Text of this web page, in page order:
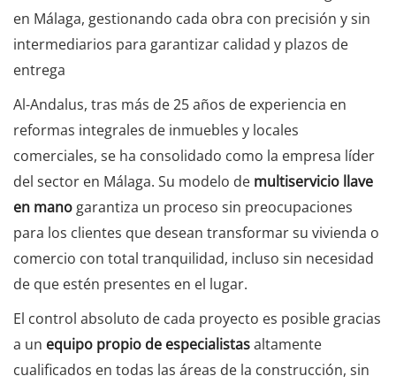
en Málaga, gestionando cada obra con precisión y sin
intermediarios para garantizar calidad y plazos de
entrega
Al-Andalus, tras más de 25 años de experiencia en
reformas integrales de inmuebles y locales
comerciales, se ha consolidado como la empresa líder
del sector en Málaga. Su modelo de multiservicio llave
en mano garantiza un proceso sin preocupaciones
para los clientes que desean transformar su vivienda o
comercio con total tranquilidad, incluso sin necesidad
de que estén presentes en el lugar.
El control absoluto de cada proyecto es posible gracias
a un equipo propio de especialistasaltamente
cualificados en todas las áreas de la construcción, sin